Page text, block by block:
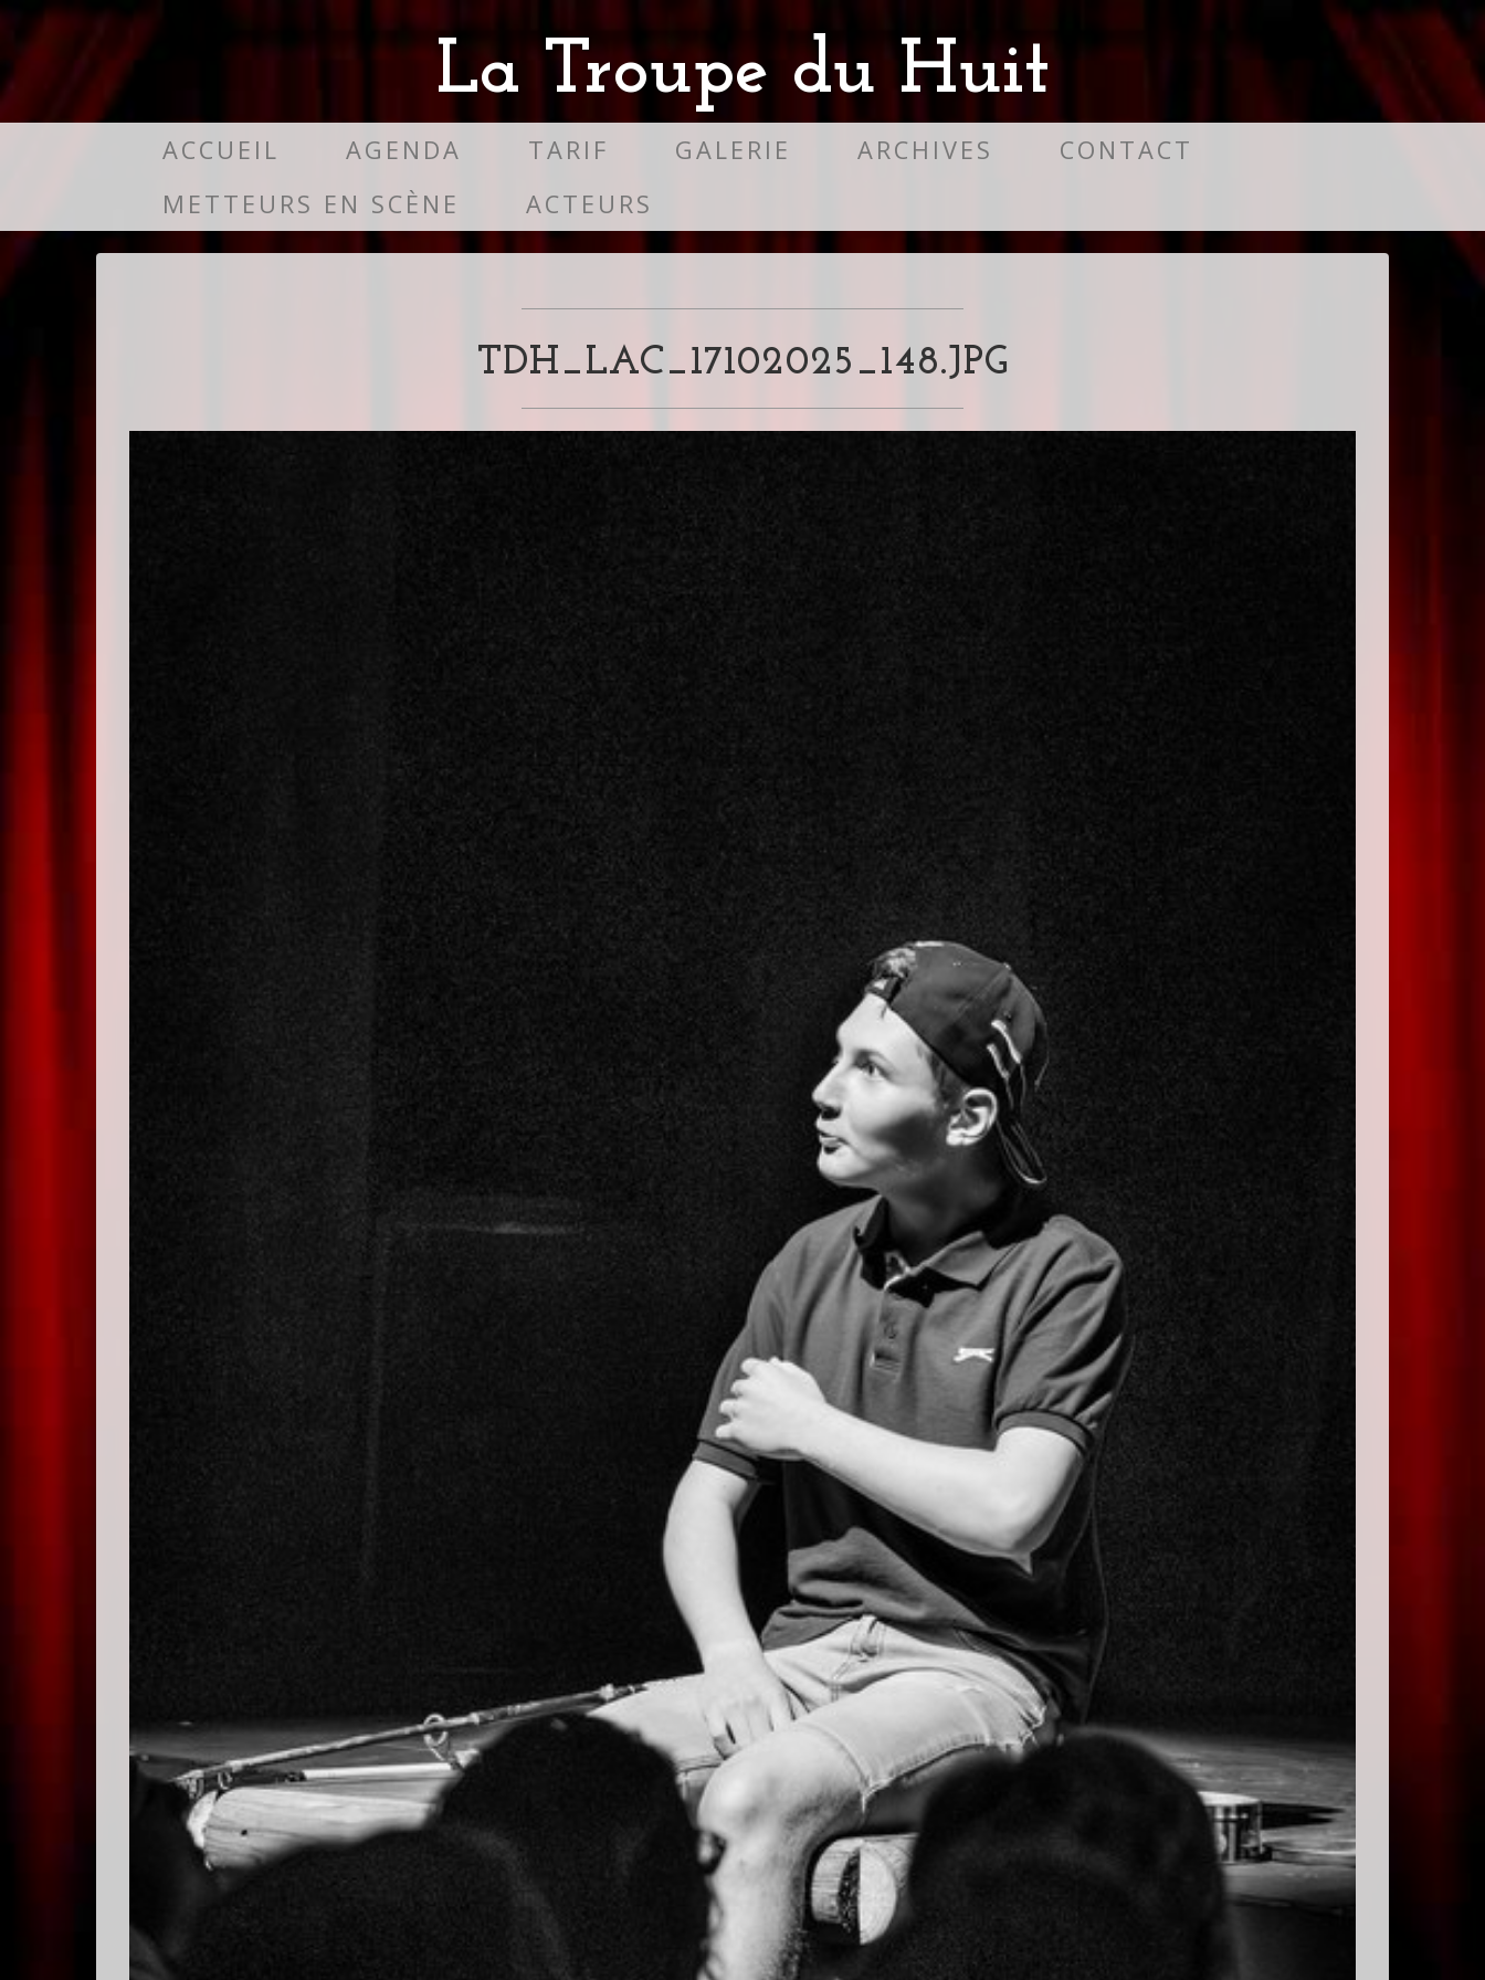
La Troupe du Huit
ACCUEIL AGENDA TARIF GALERIE ARCHIVES
CONTACT
METTEURS EN SCÈNE
ACTEURS
TDH_LAC_17102025_148.JPG